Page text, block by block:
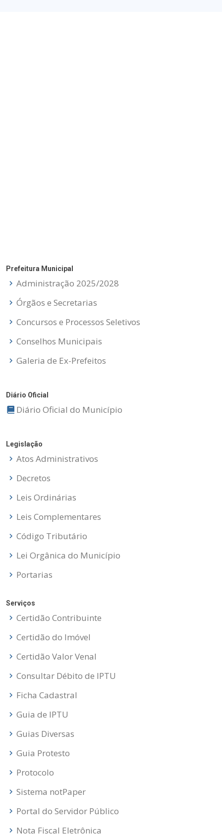
Prefeitura Municipal
Administração 2025/2028
Órgãos e Secretarias
Concursos e Processos Seletivos
Conselhos Municipais
Galeria de Ex-Prefeitos
Diário Oficial
Diário Oficial do Município
Legislação
Atos Administrativos
Decretos
Leis Ordinárias
Leis Complementares
Código Tributário
Lei Orgânica do Município
Portarias
Serviços
Certidão Contribuinte
Certidão do Imóvel
Certidão Valor Venal
Consultar Débito de IPTU
Ficha Cadastral
Guia de IPTU
Guias Diversas
Guia Protesto
Protocolo
Sistema notPaper
Portal do Servidor Público
Nota Fiscal Eletrônica